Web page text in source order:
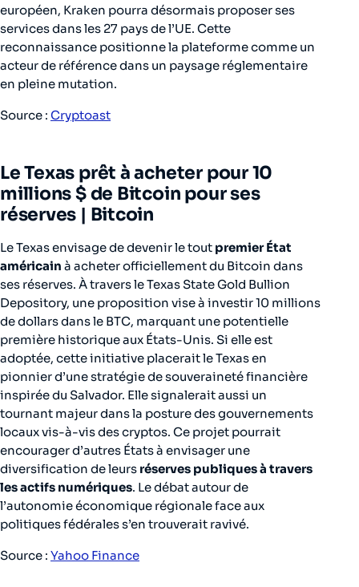
européen, Kraken pourra désormais proposer ses
services dans les 27 pays de l’UE. Cette
reconnaissance positionne la plateforme comme un
acteur de référence dans un paysage réglementaire
en pleine mutation.
Source : Cryptoast
Le Texas prêt à acheter pour 10
millions $ de Bitcoin pour ses
réserves | Bitcoin
Le Texas envisage de devenir le tout premier État
américain à acheter officiellement du Bitcoin dans
ses réserves. À travers le Texas State Gold Bullion
Depository, une proposition vise à investir 10 millions
de dollars dans le BTC, marquant une potentielle
première historique aux États-Unis. Si elle est
adoptée, cette initiative placerait le Texas en
pionnier d’une stratégie de souveraineté financière
inspirée du Salvador. Elle signalerait aussi un
tournant majeur dans la posture des gouvernements
locaux vis-à-vis des cryptos. Ce projet pourrait
encourager d’autres États à envisager une
diversification de leurs réserves publiques à travers
les actifs numériques. Le débat autour de
l’autonomie économique régionale face aux
politiques fédérales s’en trouverait ravivé.
Source : Yahoo Finance